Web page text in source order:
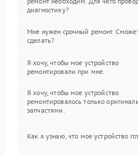
диагностику?
Мне нужен срочный ремонт.
сделать?
Я хочу, чтобы мое устройство
ремонтировали при мне.
Я хочу, чтобы мое устройство
ремонтировалось только
запчастями.
Как я узнаю, что мое устройство